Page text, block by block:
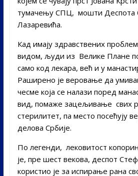
тумачењу СПЦ, мошти Деспота
Лазаревића.
Кад имају здравствених
видом, људи из Велике Плане
само код лекара, већ и у
Раширено је веровање да
чесме која се налази поред
вид, помаже зацељивање свих
стерилитет, па место посећују
делова Србије.
По легенди, лековитост
је, пре шест векова, деспот
користио је за испирање рана